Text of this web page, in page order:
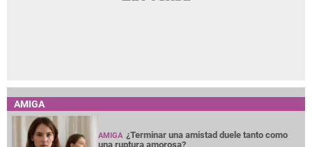
AMIGA
AMIGA ¿Terminar una amistad duele tanto como
una ruptura amorosa?